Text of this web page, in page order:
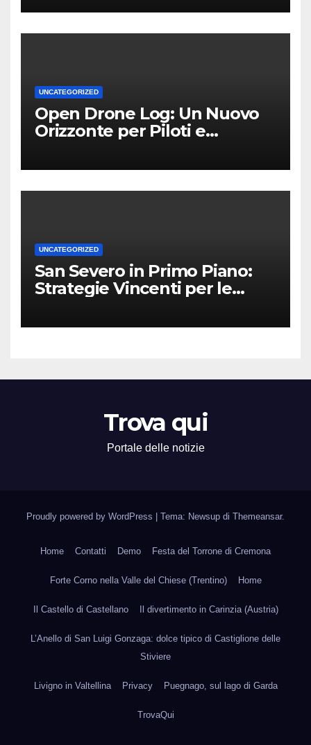
UNCATEGORIZED
Open Drone Log: Un Nuovo
Orizzonte per Piloti e
UNCATEGORIZED
San Severo in Primo Piano:
Strategie Vincenti per le
Territorio
Trova qui
Portale delle notizie
Proudly powered by WordPress Tema: Newsup di Themeansar.
Home Contatti Demo Festa del Torrone di Cremona
Forte Corno nella Valle del Chiese (Trentino) Home
Il Castello di Castellano Il divertimento in Carinzia (Austria)
L’Anello di San Luigi Gonzaga: dolce tipico di Castiglione delle
Stiviere
Livigno in Valtellina Privacy Puegnago, sul lago di Garda
TrovaQui